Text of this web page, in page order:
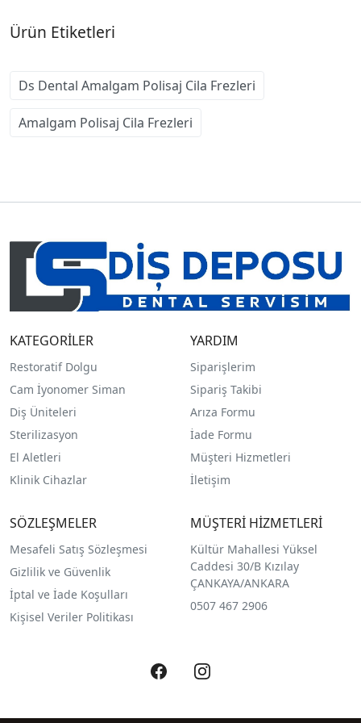
Ürün Etiketleri
Ds Dental Amalgam Polisaj Cila Frezleri
Amalgam Polisaj Cila Frezleri
KATEGORİLER
Restoratif Dolgu
Cam İyonomer Siman
Diş Üniteleri
Sterilizasyon
El Aletleri
Klinik Cihazlar
YARDIM
Siparişlerim
Sipariş Takibi
Arıza Formu
İade Formu
Müşteri Hizmetleri
İletişim
SÖZLEŞMELER
Mesafeli Satış Sözleşmesi
Gizlilik ve Güvenlik
İptal ve İade Koşulları
Kişisel Veriler Politikası
MÜŞTERİ HİZMETLERİ
Kültür Mahallesi Yüksel
Caddesi 30/B Kızılay
ÇANKAYA/ANKARA
0507 467 2906